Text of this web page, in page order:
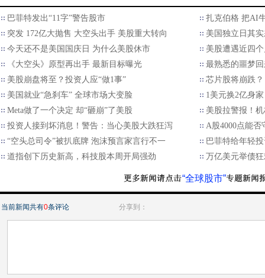
巴菲特发出“11字”警告股市
扎克伯格 把AI
突发 172亿大抛售 大空头出手 美股重大转向
美国独立日其
今天还不是美国国庆日 为什么美股休市
美股遭遇近四
《大空头》原型再出手 最新目标曝光
最熟悉的噩梦
美股崩盘将至？投资人应“做1事”
芯片股将崩跌
美国就业“急刹车” 全球市场大变脸
1美元换2亿身
Meta做了一个决定 却“砸崩”了美股
美股拉警报！
投资人接到坏消息！警告：当心美股大跌狂泻
A股4000点能否
“空头总司令”被扒底牌 泡沫预言家言行不一
巴菲特给年轻
道指创下历史新高，科技股本周开局强劲
万亿美元举债
“全球股市”
当前新闻共有0条评论 分享到：